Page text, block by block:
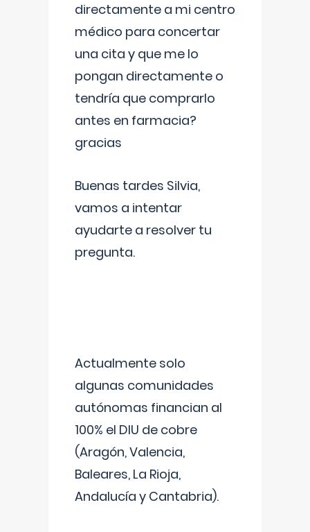
directamente a mi centro
médico para concertar
una cita y que me lo
pongan directamente o
tendría que comprarlo
antes en farmacia?
gracias
Buenas tardes Silvia,
vamos a intentar
ayudarte a resolver tu
pregunta.
Actualmente solo
algunas comunidades
autónomas financian al
100% el DIU de cobre
(Aragón, Valencia,
Baleares, La Rioja,
Andalucía y Cantabria).